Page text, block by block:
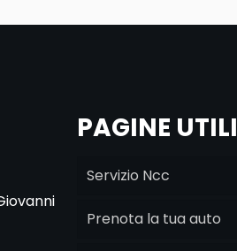
PAGINE UTILI
Servizio Ncc
Prenota la tua auto